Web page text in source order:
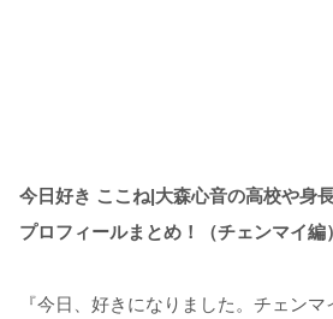
今日好き ここね|大森心音の高校や身
プロフィールまとめ！（チェンマイ編）
『今日、好きになりました。チェン